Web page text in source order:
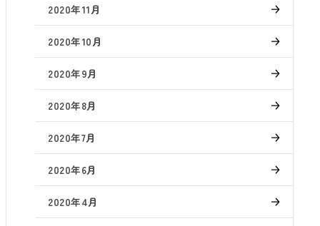
2020年11月
2020年10月
2020年9月
2020年8月
2020年7月
2020年6月
2020年4月